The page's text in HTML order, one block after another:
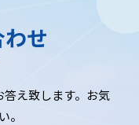
せ
え致します。お気
。